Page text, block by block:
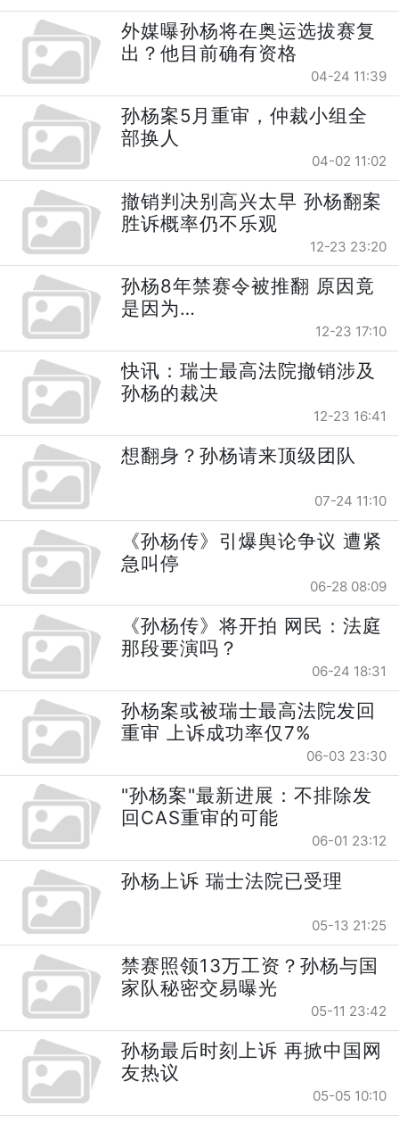
外媒曝孙杨将在奥运选拔赛复
出？他目前确有资格
04-24 11:39
孙杨案5月重审，仲裁小组全
部换人
04-02 11:02
撤销判决别高兴太早 孙杨翻案
胜诉概率仍不乐观
12-23 23:20
孙杨8年禁赛令被推翻 原因竟
是因为…
12-23 17:10
快讯：瑞士最高法院撤销涉及
孙杨的裁决
12-23 16:41
想翻身？孙杨请来顶级团队
07-24 11:10
《孙杨传》引爆舆论争议 遭紧
急叫停
06-28 08:09
《孙杨传》将开拍 网民：法庭
那段要演吗？
06-24 18:31
孙杨案或被瑞士最高法院发回
重审 上诉成功率仅7%
06-03 23:30
"孙杨案"最新进展：不排除发
回CAS重审的可能
06-01 23:12
孙杨上诉 瑞士法院已受理
05-13 21:25
禁赛照领13万工资？孙杨与国
家队秘密交易曝光
05-11 23:42
孙杨最后时刻上诉 再掀中国网
友热议
05-05 10:10